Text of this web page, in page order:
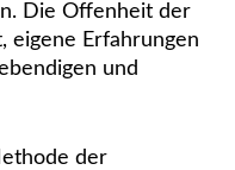
Die Offenheit der
eigene Erfahrungen
und
der